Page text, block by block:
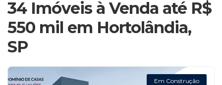
34 Imóveis à Venda até R$
550 mil em Hortolândia,
SP
Em Construção